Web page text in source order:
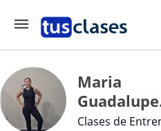
Maria
Guadalupe
León
Clases de